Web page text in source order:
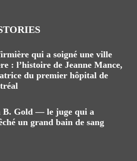
qui a soigné une ville
: l’histoire de Jeanne Mance,
du premier hôpital de
B. Gold — le juge qui a
un grand bain de sang